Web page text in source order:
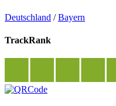
Deutschland /Bayern
TrackRank